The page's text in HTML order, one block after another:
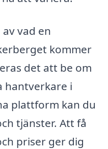
vad en
kommer
det att be om
hantverkare i
plattform kan du
tjänster. Att få
priser ger dig